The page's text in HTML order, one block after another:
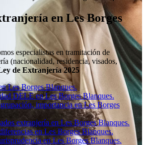
en Les Borges
especialistas en tramitación de
(nacionalidad, residencia, visados,
de Extranjería 2025
Les Borges Blanques.
DELE en Les Borges Blanques.
importancia en Les Borges
extranjería en Les Borges Blanques.
en Les Borges Blanques.
en Les Borges Blanques.